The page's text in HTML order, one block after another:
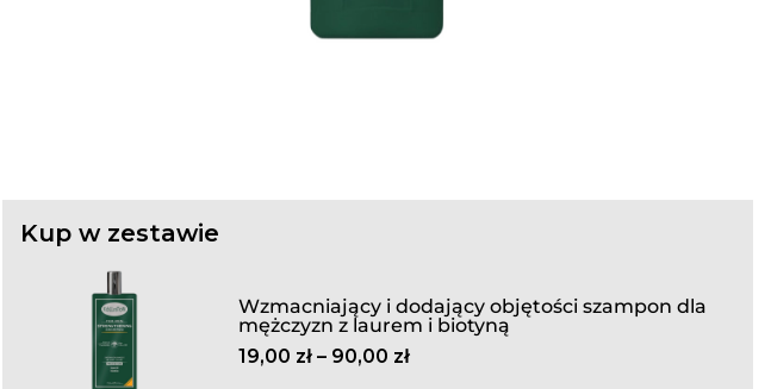
Kup w zestawie
Wzmacniający i dodający objętości szampon dla
mężczyzn z laurem i biotyną
19,00 zł – 90,00 zł